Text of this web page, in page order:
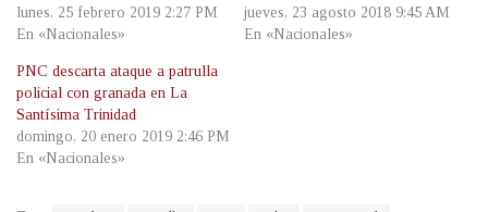
lunes, 25 febrero 2019 2:27 PM
En «Nacionales»
jueves, 23 agosto 2018 9:45 AM
En «Nacionales»
PNC descarta ataque a patrulla
policial con granada en La
Santísima Trinidad
domingo, 20 enero 2019 2:46 PM
En «Nacionales»